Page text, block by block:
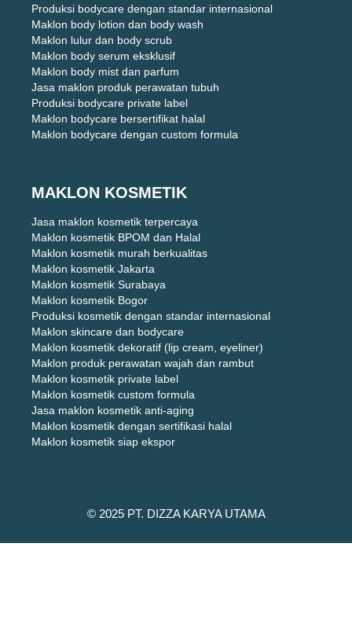
Produksi bodycare dengan standar internasional
Maklon body lotion dan body wash
Maklon lulur dan body scrub
Maklon body serum eksklusif
Maklon body mist dan parfum
Jasa maklon produk perawatan tubuh
Produksi bodycare private label
Maklon bodycare bersertifikat halal
Maklon bodycare dengan custom formula
MAKLON KOSMETIK
Jasa maklon kosmetik terpercaya
Maklon kosmetik BPOM dan Halal
Maklon kosmetik murah berkualitas
Maklon kosmetik Jakarta
Maklon kosmetik Surabaya
Maklon kosmetik Bogor
Produksi kosmetik dengan standar internasional
Maklon skincare dan bodycare
Maklon kosmetik dekoratif (lip cream, eyeliner)
Maklon produk perawatan wajah dan rambut
Maklon kosmetik private label
Maklon kosmetik custom formula
Jasa maklon kosmetik anti-aging
Maklon kosmetik dengan sertifikasi halal
Maklon kosmetik siap ekspor
© 2025 PT. DIZZA KARYA UTAMA